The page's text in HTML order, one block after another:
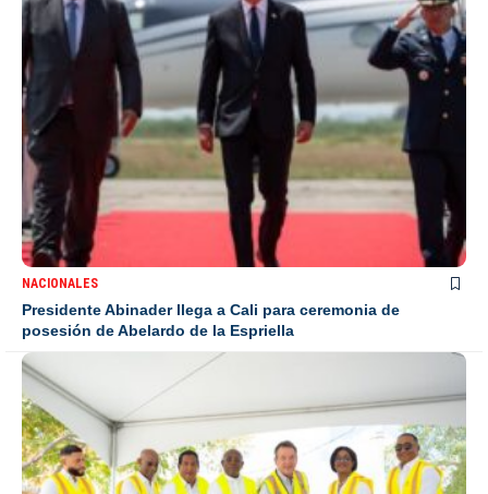
NACIONALES
Presidente Abinader llega a Cali para ceremonia de
posesión de Abelardo de la Espriella